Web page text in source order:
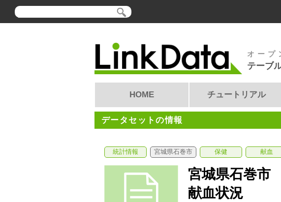
オープ
テーブ
HOME チュートリアル
データセットの情報
統計情報 宮城県石巻市 保健 献血
宮城県石巻
献血状況